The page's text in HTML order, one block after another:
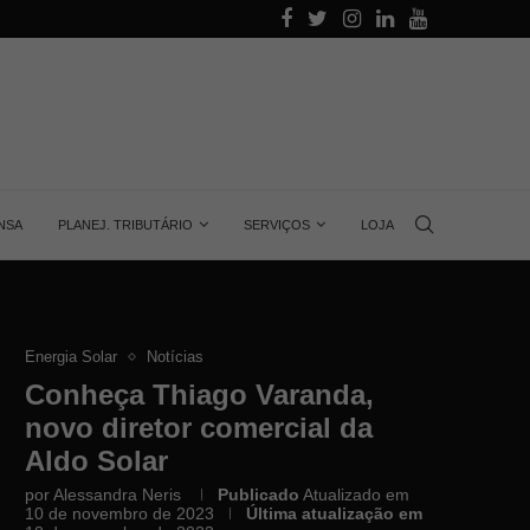
Aprenda quanta energia gera uma placa
PLANEJ. TRIBUTÁRIO SERVIÇOS LOJA
Energia Solar Notícias
Conheça Thiago Varanda,
novo diretor comercial da
Aldo Solar
porAlessandra Neris Publicado Atualizado em
10 de novembro de 2023
Última atualização em